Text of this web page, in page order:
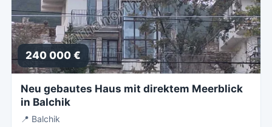
240 000 €
Neu gebautes Haus mit direktem Meerblick
in Balchik
📍 Balchik